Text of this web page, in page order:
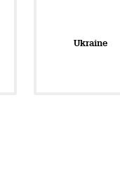
Ukraine